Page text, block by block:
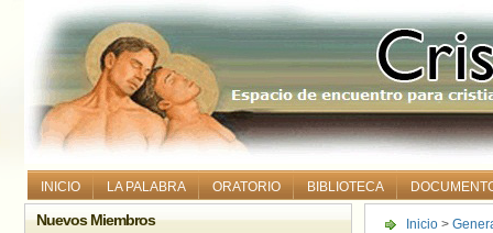
INICIO LA PALABRA ORATORIO BIBLIOTECA
Inicio >
Nuevos Miembros